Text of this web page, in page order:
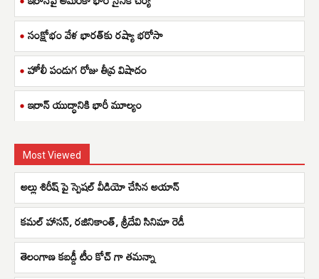
సంక్షోభం వేళ భారత్‌కు రష్యా భరోసా
హోలీ పండుగ రోజు తీవ్ర విషాదం
ఇరాన్ యుద్ధానికి భారీ మూల్యం
Most Viewed
అల్లు శిరీష్ పై స్పెషల్ వీడియో చేసిన అయాన్
క‌మ‌ల్ హాస‌న్‌, ర‌జినికాంత్‌, శ్రీ‌దేవి సినిమా రెడీ
తెలంగాణ కబడ్డీ టీం కోచ్ గా తమన్నా